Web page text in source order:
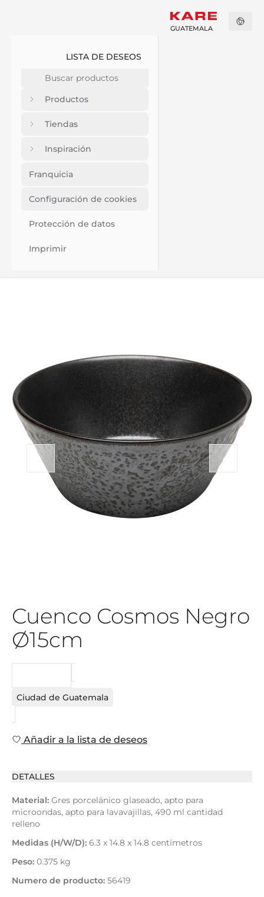
LISTA DE DESEOS
Productos
Tiendas
Inspiración
Franquicia
Configuración de cookies
Protección de datos
Imprimir
GUATEMALA
Cuenco Cosmos Negro
Ø15cm
Ciudad de Guatemala
Añadir a la lista de deseos
DETALLES
Material: Gres porcelánico glaseado, apto para
microondas, apto para lavavajillas, 490 ml cantidad
relleno
Medidas (H/W/D): 6.3 x 14.8 x 14.8 centímetros
Peso: 0.375 kg
Numero de producto: 56419